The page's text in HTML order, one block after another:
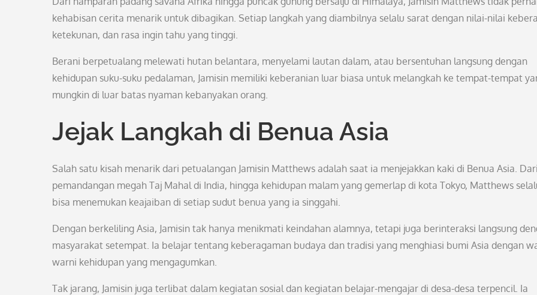
kehabisan cerita menarik untuk dibagikan. Setiap langkah yang diambilnya selalu sarat dengan nilai-nilai
ketekunan, dan rasa ingin tahu yang tinggi.
Berani berpetualang melewati hutan belantara, menyelami lautan dalam, atau bersentuhan langsung dengan
kehidupan suku-suku pedalaman, Jamisin memiliki keberanian luar biasa untuk melangkah ke tempat-tempat
mungkin di luar batas nyaman kebanyakan orang.
Jejak Langkah di Benua Asia
Salah satu kisah menarik dari petualangan Jamisin Matthews adalah saat ia menjejakkan kaki di Benua Asia. Dari
pemandangan megah Taj Mahal di India, hingga kehidupan malam yang gemerlap di kota Tokyo, Matthews
bisa menemukan keajaiban di setiap sudut benua yang ia singgahi.
Dengan berkeliling Asia, Jamisin tak hanya menikmati keindahan alamnya, tetapi juga berinteraksi langsung
masyarakat setempat. Ia belajar tentang keberagaman budaya dan tradisi yang menghiasi bumi Asia dengan
warni kehidupan yang mengagumkan.
Tak jarang, Jamisin juga terlibat dalam kegiatan sosial dan kegiatan belajar-mengajar di desa-desa terpencil. Ia